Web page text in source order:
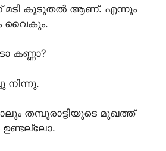
മടി കൂടുതൽ ആണ്. എന്നും
വൈകും.
കണ്ണാ?
നിന്നു.
തമ്പുരാട്ടിയുടെ മുഖത്ത്